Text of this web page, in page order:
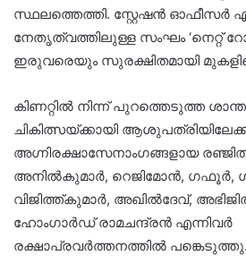
സ്ഥലത്തെത്തി. സ്റ്റേഷൻ ഓഫീസർ
നേതൃത്വത്തിലുള്ള സംഘം ‘നെറ്റ്
ഇരുവരെയും സുരക്ഷിതമായി
കിണറ്റിൽ നിന്ന് പുറത്തെടുത്ത
ചികിത്സയ്ക്കായി ആശുപത്രിയിലേക്ക്
അഗ്നിരക്ഷാസേനാംഗങ്ങളായ
അനിൽകുമാർ, റെജിമോൻ,
വിജിത്ത്‌കുമാർ, അഖിൽദേവ്,
ഹോംഗാർഡ് രാമചന്ദ്രൻ എന്നിവർ
രക്ഷാപ്രവർത്തനത്തിൽ പങ്കെടുത്തു.